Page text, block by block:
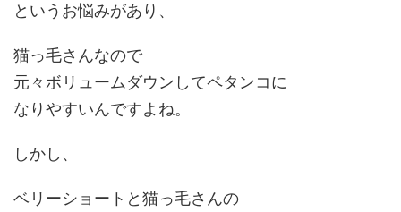
というお悩みがあり、
猫っ毛さんなので
元々ボリュームダウンしてペタンコに
なりやすいんですよね。
しかし、
ベリーショートと猫っ毛さんの